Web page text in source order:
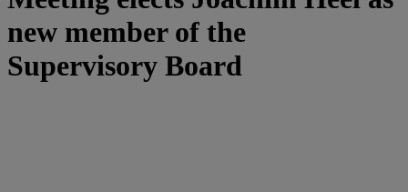
new member of the
Supervisory Board